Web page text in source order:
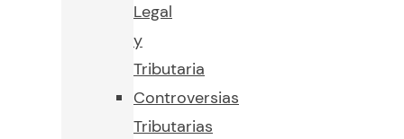
Legal
y
Tributaria
Controversias
Tributarias